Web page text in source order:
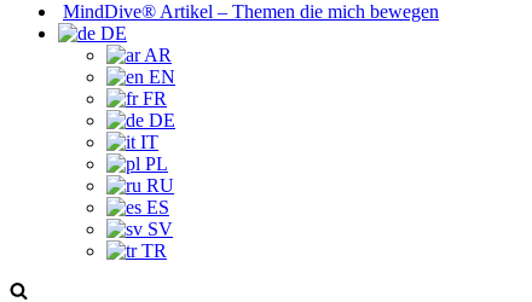
MindDive® Artikel – Themen die mich bewegen
DE
AR
EN
FR
DE
IT
PL
RU
ES
SV
TR